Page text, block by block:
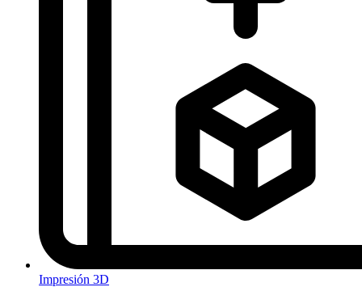
Impresión 3D